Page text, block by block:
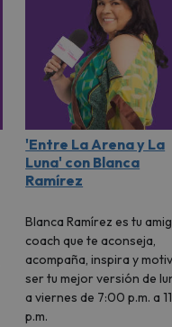
'Entre La Arena y La
Luna' con Blanca
Ramírez
Blanca Ramírez es tu
coach que te aconseja,
acompaña, inspira y
ser tu mejor versión de
a viernes de 7:00 p.m. a
p.m.